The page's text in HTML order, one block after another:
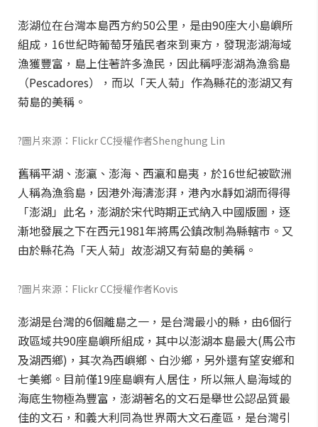
澎湖位在台灣本島西方約50公里，是由90座大小島嶼所
組成，16世紀時葡萄牙殖民者來到東方，發現澎湖海域
漁獲豐富，島上住著許多漁民，因此稱呼澎湖為漁翁島
（Pescadores），而以「天人菊」作為縣花的澎湖又有
菊島的美稱。
?圖片來源：Flickr CC授權作者Shenghung Lin
舊稱平湖、澎瀛、澎海、西瀛和島夷，於16世紀被歐洲
人稱為漁翁島，因港外海濤澎湃，港內水靜如湖而得得
「澎湖」此名，澎湖於宋代時期正式納入中國版圖，逐
漸地發展之下在西元1981年將馬公鎮改制為縣轄市。又
由於縣花為「天人菊」故澎湖又有菊島的美稱。
?圖片來源：Flickr CC授權作者Kovis
澎湖是台灣的6個離島之一，是台灣最小的縣，由6個行
政區域共90座島嶼所組成，其中以澎湖本島最大(馬公市
及湖西鄉)，其次為西嶼鄉、白沙鄉，另外還有望安鄉和
七美鄉。目前僅19座島嶼有人居住，所以無人島海域的
海底生物極為豐富，澎湖著名的文石是舉世公認品質最
佳的文石，和義大利同為世界兩大文石產區，是台灣引